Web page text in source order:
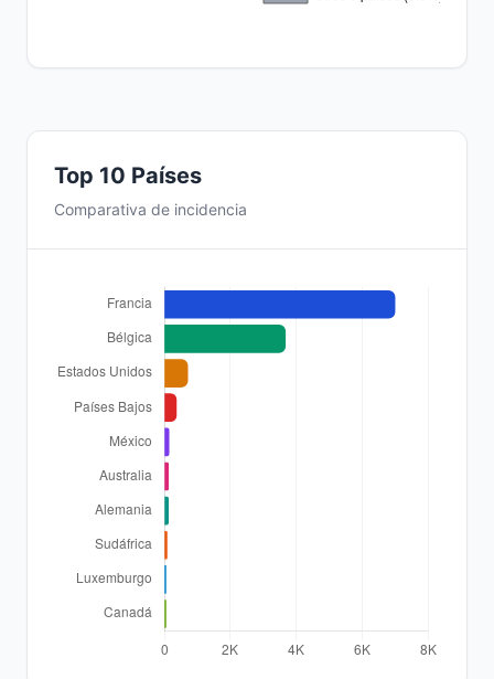
Top 10 Países
Comparativa de incidencia